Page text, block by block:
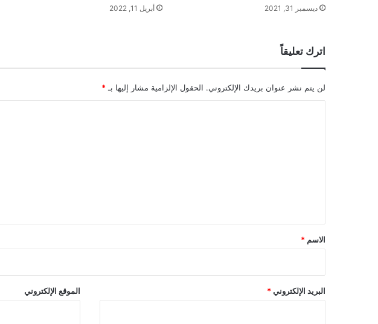
ديسمبر 31, 2021 أبريل 11, 2022
اترك تعليقاً
لن يتم نشر عنوان بريدك الإلكتروني. الحقول الإلزامية مشار إليها بـ *
*
الاسم *
البريد الإلكتروني * الموقع الإلكتروني